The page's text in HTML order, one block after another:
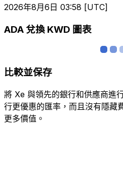
2026年8月6日 03:58 [UTC]
ADA 兌換 KWD 圖表
比較並保存
將 Xe 與領先的銀行和供應商進
行更優惠的匯率，而且沒有隱藏
更多價值。